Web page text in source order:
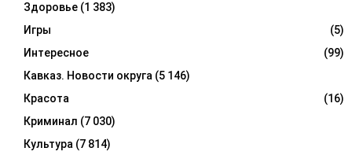
Здоровье (1 383)
Игры
(5)
Интересное
(99)
Кавказ. Новости округа (5 146)
Красота
(16)
Криминал (7 030)
Культура (7 814)